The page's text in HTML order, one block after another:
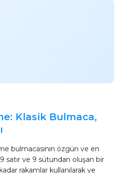
Klasik Bulmaca,
bulmacasının özgün ve en
satır ve 9 sütundan oluşan bir
rakamlar kullanılarak ve